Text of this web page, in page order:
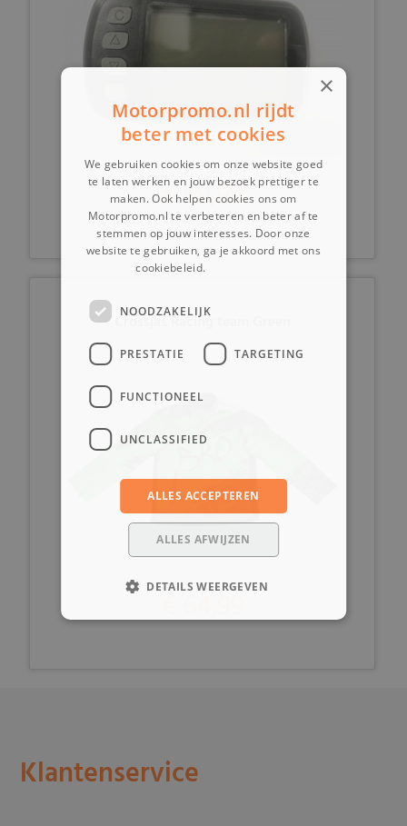
€ 69,99
Crossjas Racing team Green
Klantenservice
×
Motorpromo.nl rijdt
beter met cookies
We gebruiken cookies om onze website goed
te laten werken en jouw bezoek prettiger te
maken. Ook helpen cookies ons om
Motorpromo.nl te verbeteren en beter af te
stemmen op jouw interesses. Door onze
website te gebruiken, ga je akkoord met ons
cookiebeleid.
NOODZAKELIJK
PRESTATIE TARGETING
FUNCTIONEEL
UNCLASSIFIED
ALLES ACCEPTEREN
ALLES AFWIJZEN
DETAILS WEERGEVEN